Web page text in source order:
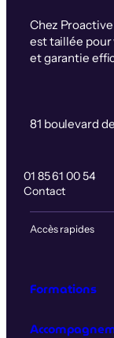
Chez
est taillée pour
et garantie
81 boulevard
01 85 61 00 54
Contact
Accès rapides
Formations